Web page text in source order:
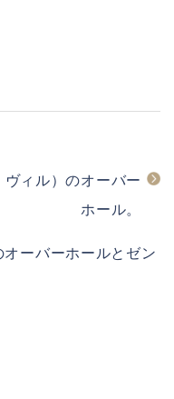
ィル）のオーバー
ホール。
ーバーホールとゼン